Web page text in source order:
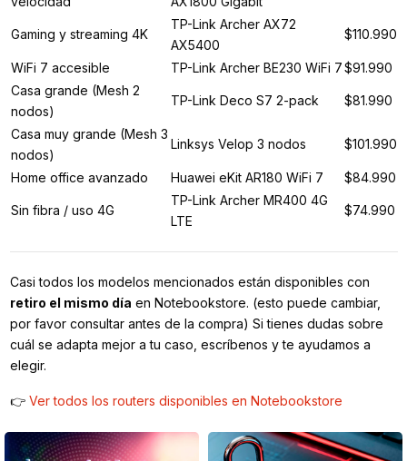
Gaming y streaming 4K
TP-Link Archer AX72
AX5400
$110.990
WiFi 7 accesible TP-Link Archer BE230 WiFi 7$91.990
Casa grande (Mesh 2
nodos)
TP-Link Deco S7 2-pack $81.990
Casa muy grande (Mesh 3
nodos)
Linksys Velop 3 nodos $101.990
Home office avanzado Huawei eKit AR180 WiFi 7 $84.990
Sin fibra / uso 4G
TP-Link Archer MR400 4G
LTE
$74.990
Casi todos los modelos mencionados están disponibles con
retiro el mismo día en Notebookstore. (esto puede cambiar,
por favor consultar antes de la compra) Si tienes dudas sobre
cuál se adapta mejor a tu caso, escríbenos y te ayudamos a
elegir.
👉 Ver todos los routers disponibles en Notebookstore